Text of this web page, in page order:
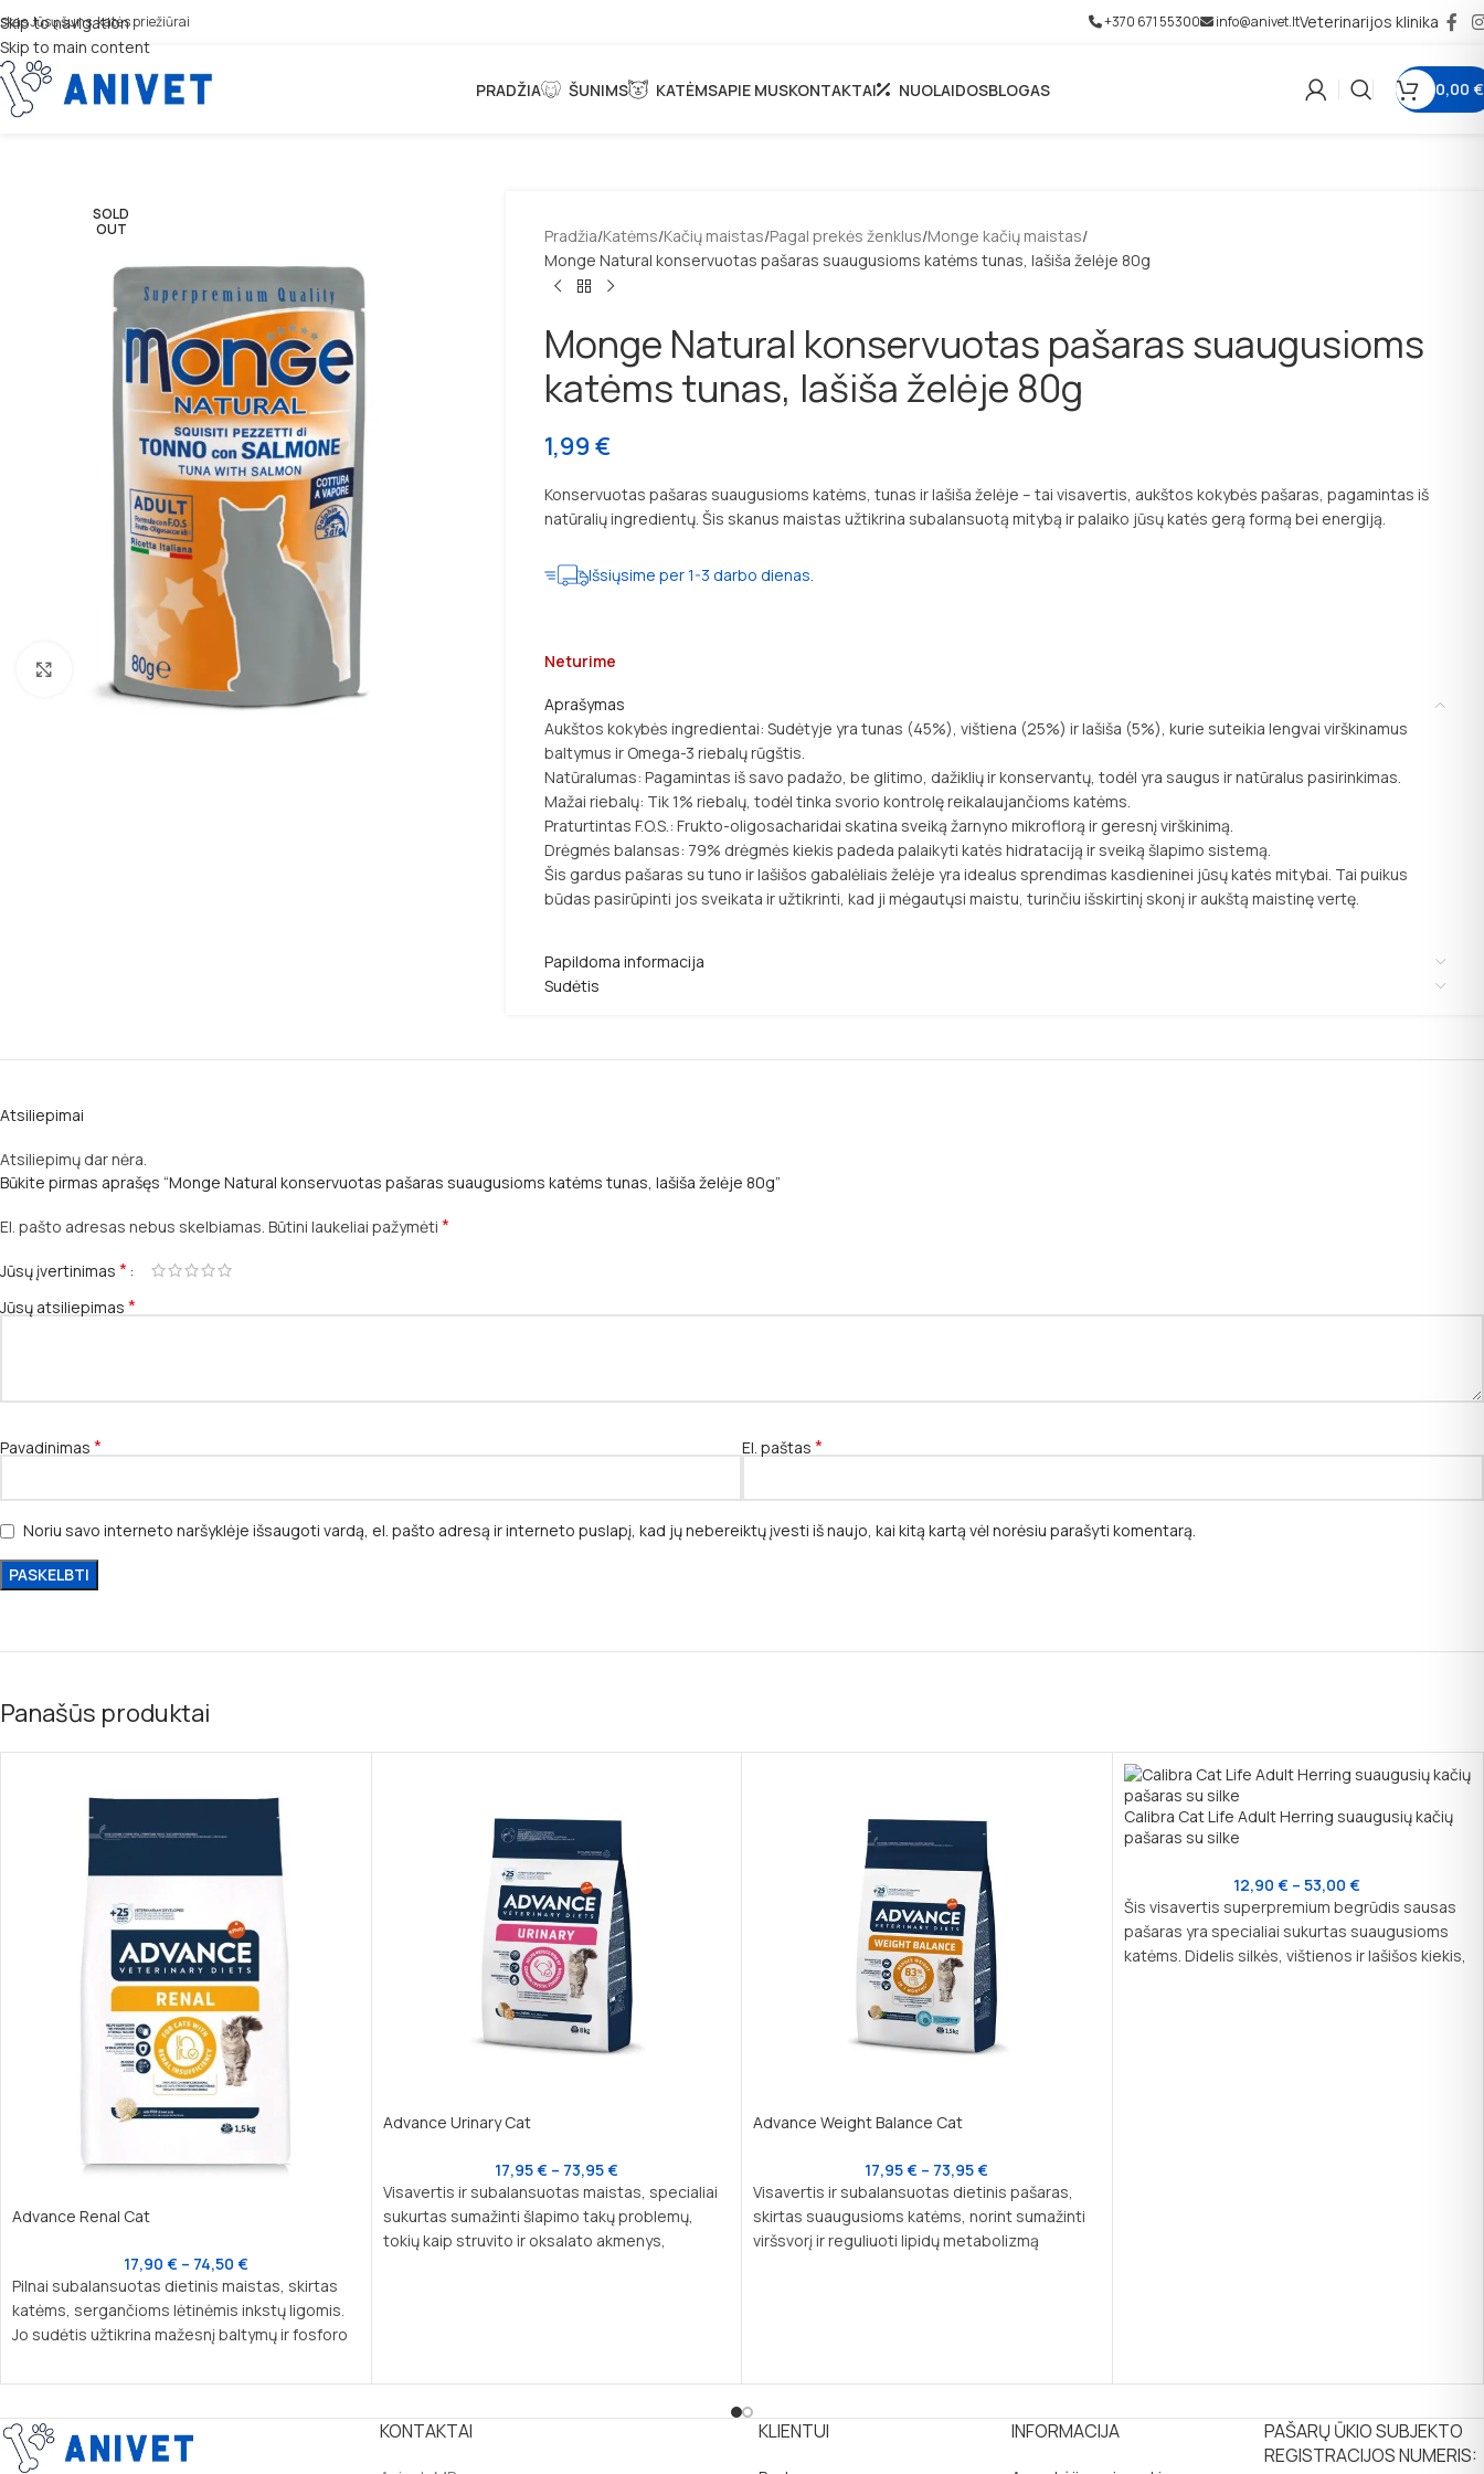
Skip to navigation
Skip to main content
Jūsų šuns, katės priežiūrai +370 671 55300 info@anivet.ltVeterinarijos klinika
PRADŽIA ŠUNIMS KATĖMSAPIE MUSKONTAKTAI NUOLAIDOSBLOGAS 0,00 €
SOLD
OUT
Padidinti
Pradžia Katėms Kačių maistas Pagal prekės ženklus Monge kačių maistas
Monge Natural konservuotas pašaras suaugusioms katėms tunas, lašiša želėje 80g
Monge Natural konservuotas pašaras suaugusioms
katėms tunas, lašiša želėje 80g
1,99 €
Konservuotas pašaras suaugusioms katėms, tunas ir lašiša želėje – tai visavertis, aukštos kokybės pašaras, pagamintas iš
natūralių ingredientų. Šis skanus maistas užtikrina subalansuotą mitybą ir palaiko jūsų katės gerą formą bei energiją.
Išsiųsime per 1-3 darbo dienas.
Neturime
Aprašymas
Aukštos kokybės ingredientai: Sudėtyje yra tunas (45%), vištiena (25%) ir lašiša (5%), kurie suteikia lengvai virškinamus
baltymus ir Omega-3 riebalų rūgštis.
Natūralumas: Pagamintas iš savo padažo, be glitimo, dažiklių ir konservantų, todėl yra saugus ir natūralus pasirinkimas.
Mažai riebalų: Tik 1% riebalų, todėl tinka svorio kontrolę reikalaujančioms katėms.
Praturtintas F.O.S.: Frukto-oligosacharidai skatina sveiką žarnyno mikroflorą ir geresnį virškinimą.
Drėgmės balansas: 79% drėgmės kiekis padeda palaikyti katės hidrataciją ir sveiką šlapimo sistemą.
Šis gardus pašaras su tuno ir lašišos gabalėliais želėje yra idealus sprendimas kasdieninei jūsų katės mitybai. Tai puikus
būdas pasirūpinti jos sveikata ir užtikrinti, kad ji mėgautųsi maistu, turinčiu išskirtinį skonį ir aukštą maistinę vertę.
Papildoma informacija
Sudėtis
Atsiliepimai
Atsiliepimų dar nėra.
Būkite pirmas aprašęs “Monge Natural konservuotas pašaras suaugusioms katėms tunas, lašiša želėje 80g”
El. pašto adresas nebus skelbiamas. Būtini laukeliai pažymėti *
Jūsų įvertinimas *
Jūsų atsiliepimas *
Pavadinimas * El. paštas *
Noriu savo interneto naršyklėje išsaugoti vardą, el. pašto adresą ir interneto puslapį, kad jų nebereiktų įvesti iš naujo, kai kitą kartą vėl norėsiu parašyti komentarą.
Panašūs produktai
Advance Renal Cat
17,90 € – 74,50 €
Pilnai subalansuotas dietinis maistas, skirtas
katėms, sergančioms lėtinėmis inkstų ligomis.
Jo sudėtis užtikrina mažesnį baltymų ir fosforo
sumažinti komplikacijų riziką.
Advance Urinary Cat
17,95€ – 73,95€
Visavertis ir subalansuotas maistas, specialiai
sukurtas sumažinti šlapimo takų problemų,
tokių kaip struvito ir oksalato akmenys,
Advance Weight Balance Cat
17,95€ – 73,95€
Visavertis ir subalansuotas dietinis pašaras,
skirtas suaugusioms katėms, norint sumažinti
viršsvorį ir reguliuoti lipidų metabolizmą
Calibra Cat Life Adult Herring suaugusių kačių
pašaras su silke
12,90€ – 53,00€
Šis visavertis superpremium begrūdis sausas
pašaras yra specialiai sukurtas suaugusioms
katėms. Didelis silkės, vištienos ir lašišos kiekis,
KONTAKTAI KLIENTUI INFORMACIJA
PAŠARŲ ŪKIO SUBJEKTO
REGISTRACIJOS NUMERIS: